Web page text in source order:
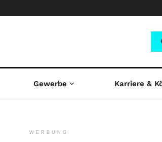
Gewerbe Karriere &
WERBUNG